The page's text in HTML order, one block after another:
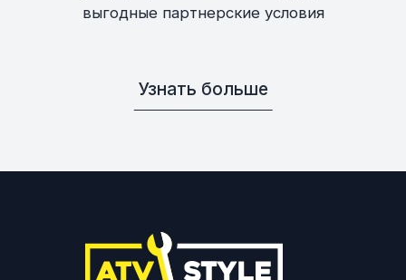
выгодные партнерские условия
Узнать больше